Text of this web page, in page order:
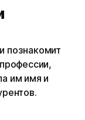
познакомит
им имя и